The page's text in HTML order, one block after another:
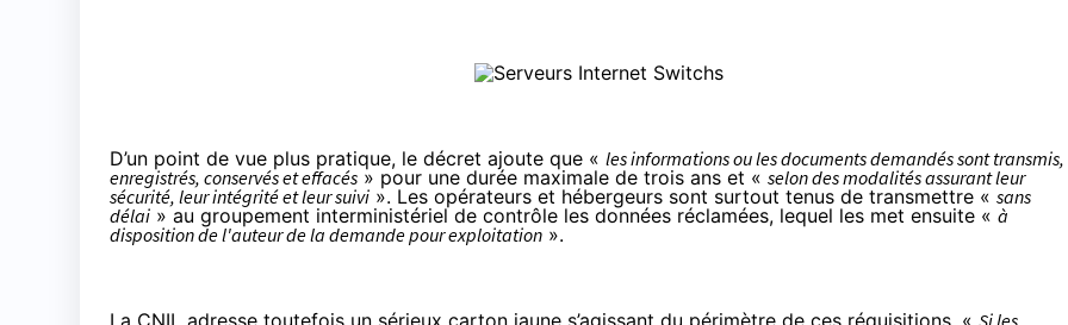
D’un point de vue plus pratique, le décret ajoute que « les informations ou les documents demandés sont transmis,
enregistrés, conservés et effacés » pour une durée maximale de trois ans et « selon des modalités assurant leur
sécurité, leur intégrité et leur suivi ». Les opérateurs et hébergeurs sont surtout tenus de transmettre « sans
délai » au groupement interministériel de contrôle les données réclamées, lequel les met ensuite « à
disposition de l'auteur de la demande pour exploitation ».
La CNIL adresse toutefois un sérieux carton jaune s’agissant du périmètre de ces réquisitions. « Si les